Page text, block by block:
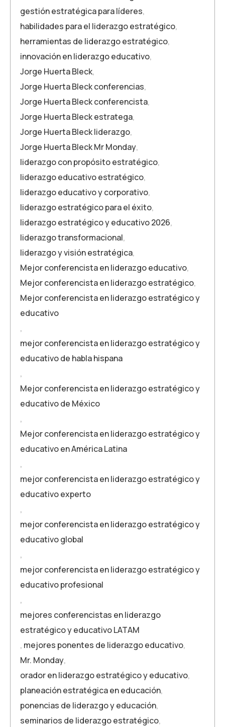
gestión estratégica para líderes,
habilidades para el liderazgo estratégico,
herramientas de liderazgo estratégico,
innovación en liderazgo educativo,
Jorge Huerta Bleck,
Jorge Huerta Bleck conferencias,
Jorge Huerta Bleck conferencista,
Jorge Huerta Bleck estratega,
Jorge Huerta Bleck liderazgo,
Jorge Huerta Bleck Mr Monday,
liderazgo con propósito estratégico,
liderazgo educativo estratégico,
liderazgo educativo y corporativo,
liderazgo estratégico para el éxito,
liderazgo estratégico y educativo 2026,
liderazgo transformacional,
liderazgo y visión estratégica,
Mejor conferencista en liderazgo educativo,
Mejor conferencista en liderazgo estratégico,
Mejor conferencista en liderazgo estratégico y
educativo
,
mejor conferencista en liderazgo estratégico y
educativo de habla hispana
,
Mejor conferencista en liderazgo estratégico y
educativo de México
,
Mejor conferencista en liderazgo estratégico y
educativo en América Latina
,
mejor conferencista en liderazgo estratégico y
educativo experto
,
mejor conferencista en liderazgo estratégico y
educativo global
,
mejor conferencista en liderazgo estratégico y
educativo profesional
,
mejores conferencistas en liderazgo
estratégico y educativo LATAM
, mejores ponentes de liderazgo educativo,
Mr. Monday,
orador en liderazgo estratégico y educativo,
planeación estratégica en educación,
ponencias de liderazgo y educación,
seminarios de liderazgo estratégico,